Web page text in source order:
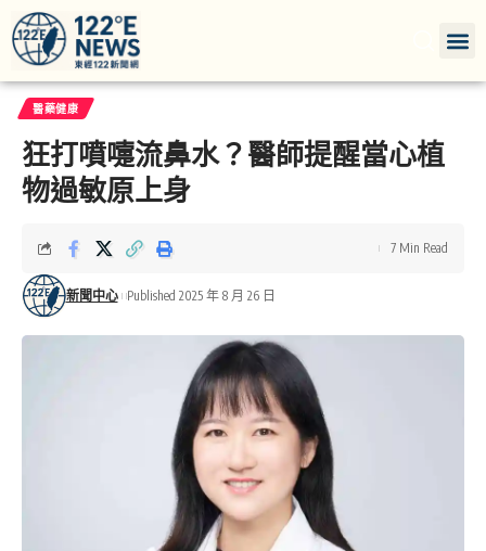
醫藥健康
狂打噴嚏流鼻水？醫師提醒當心植
物過敏原上身
新聞中心 Published 2025 年 8 月 26 日
7 Min Read